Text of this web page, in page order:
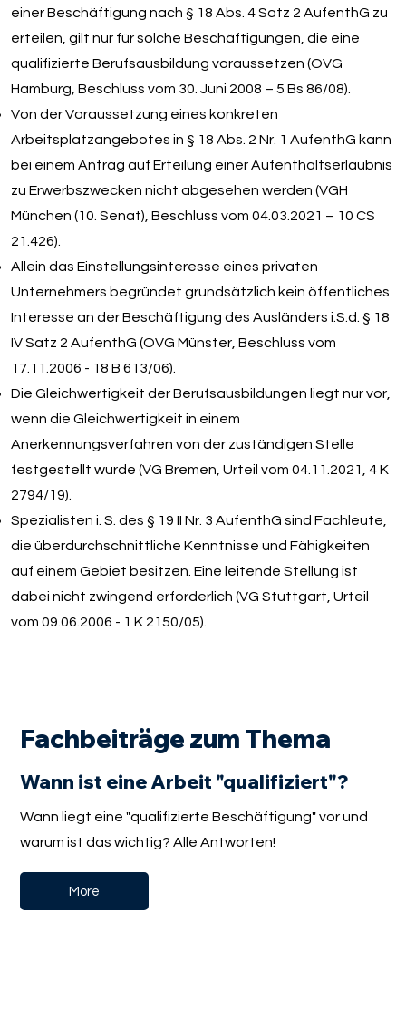
einer Beschäftigung nach § 18 Abs. 4 Satz 2 AufenthG zu
erteilen, gilt nur für solche Beschäftigungen, die eine
qualifizierte Berufsausbildung voraussetzen (OVG
Hamburg, Beschluss vom 30. Juni 2008 – 5 Bs 86/08).
Von der Voraussetzung eines konkreten
Arbeitsplatzangebotes in § 18 Abs. 2 Nr. 1 AufenthG kann
bei einem Antrag auf Erteilung einer Aufenthaltserlaubnis
zu Erwerbszwecken nicht abgesehen werden (VGH
München (10. Senat), Beschluss vom 04.03.2021 – 10 CS
21.426).
Allein das Einstellungsinteresse eines privaten
Unternehmers begründet grundsätzlich kein öffentliches
Interesse an der Beschäftigung des Ausländers i.S.d. § 18
IV Satz 2 AufenthG (OVG Münster, Beschluss vom
17.11.2006 - 18 B 613/06).
Die Gleichwertigkeit der Berufsausbildungen liegt nur vor,
wenn die Gleichwertigkeit in einem
Anerkennungsverfahren von der zuständigen Stelle
festgestellt wurde (VG Bremen, Urteil vom 04.11.2021, 4 K
2794/19).
Spezialisten i. S. des § 19 II Nr. 3 AufenthG sind Fachleute,
die überdurchschnittliche Kenntnisse und Fähigkeiten
auf einem Gebiet besitzen. Eine leitende Stellung ist
dabei nicht zwingend erforderlich (VG Stuttgart, Urteil
vom 09.06.2006 - 1 K 2150/05).
Fachbeiträge zum Thema
Wann ist eine Arbeit "qualifiziert"?
Wann liegt eine "qualifizierte Beschäftigung" vor und
warum ist das wichtig? Alle Antworten!
More